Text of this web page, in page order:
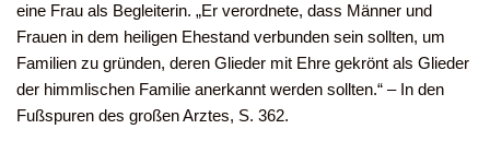
eine Frau als Begleiterin. „Er verordnete, dass Männer und
Frauen in dem heiligen Ehestand verbunden sein sollten, um
Familien zu gründen, deren Glieder mit Ehre gekrönt als Glieder
der himmlischen Familie anerkannt werden sollten.“ – In den
Fußspuren des großen Arztes, S. 362.